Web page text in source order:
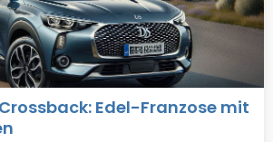
Edel-Franzose mit